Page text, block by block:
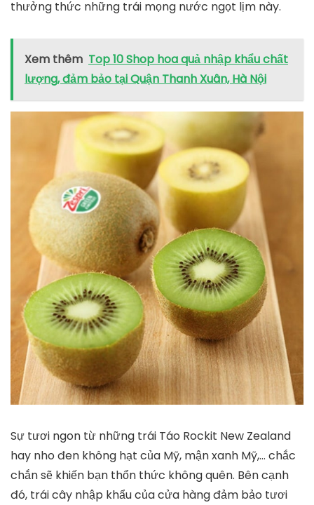
thưởng thức những trái mọng nước ngọt lịm này.
Xem thêm Top 10 Shop hoa quả nhập khẩu chất
lượng, đảm bảo tại Quận Thanh Xuân, Hà Nội
Sự tươi ngon từ những trái Táo Rockit New Zealand
hay nho đen không hạt của Mỹ, mận xanh Mỹ,… chắc
chắn sẽ khiến bạn thổn thức không quên. Bên cạnh
đó, trái cây nhập khẩu của cửa hàng đảm bảo tươi